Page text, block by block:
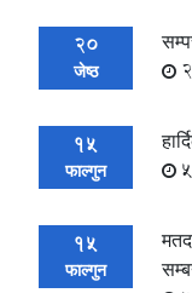
20
जेष्ठ
15
फाल्गुन
15
फाल्गुन